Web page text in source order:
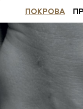
ПОКРОВА